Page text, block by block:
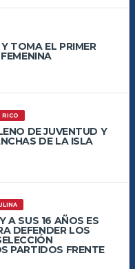
TOMA EL PRIMER
RICO
DE JUVENTUD Y
DE LA ISLA
A SUS 16 AÑOS ES
DEFENDER LOS
PARTIDOS FRENTE